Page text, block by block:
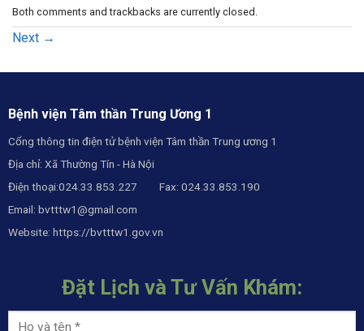
Both comments and trackbacks are currently closed.
Next →
Bệnh viện Tâm thần Trung Ương 1
Cổng thông tin điện tử bệnh viện Tâm thần Trung ương 1
Địa chỉ: Xã Thường Tín - Hà Nội
Điện thoại:024.33.853.227 Fax: 024.33.853.190
Email: bvtttw1@gmail.com
Website: https://bvtttw1.gov.vn
Đặt Lịch và Tư Vấn Khám: